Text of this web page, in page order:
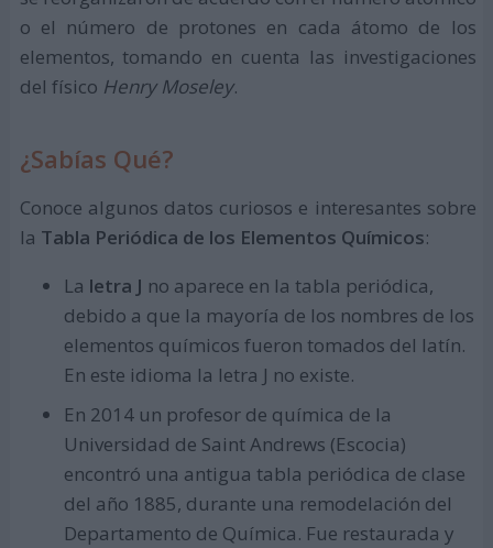
o el número de protones en cada átomo de los
elementos, tomando en cuenta las investigaciones
del físico Henry Moseley.
¿Sabías Qué?
Conoce algunos datos curiosos e interesantes sobre
la Tabla Periódica de los Elementos Químicos:
La letra J no aparece en la tabla periódica,
debido a que la mayoría de los nombres de los
elementos químicos fueron tomados del latín.
En este idioma la letra J no existe.
En 2014 un profesor de química de la
Universidad de Saint Andrews (Escocia)
encontró una antigua tabla periódica de clase
del año 1885, durante una remodelación del
Departamento de Química. Fue restaurada y